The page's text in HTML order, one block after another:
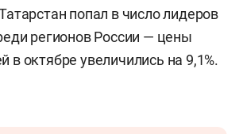
попал в число лидеров
регионов России — цены
в октябре увеличились на 9,1%.